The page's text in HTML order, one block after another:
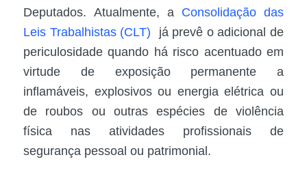
Deputados. Atualmente, a Consolidação das
Leis Trabalhistas (CLT) já prevê o adicional de
periculosidade quando há risco acentuado em
virtude de exposição permanente a
inflamáveis, explosivos ou energia elétrica ou
de roubos ou outras espécies de violência
física nas atividades profissionais de
segurança pessoal ou patrimonial.